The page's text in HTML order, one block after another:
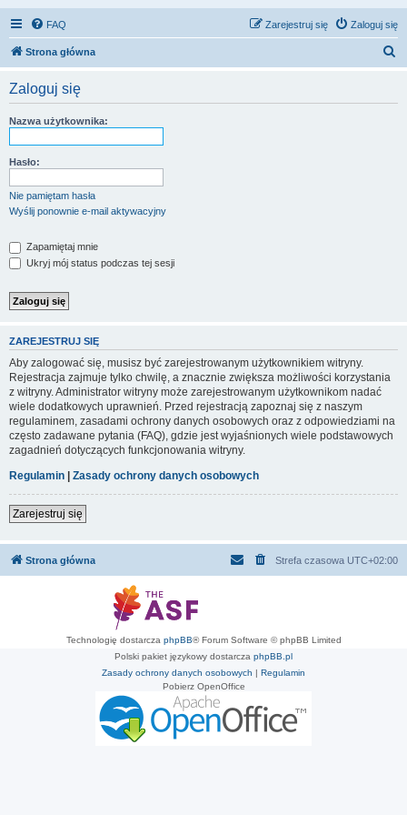
FAQ Zaloguj się
Zarejestruj się
Strona główna
Zaloguj się
Nazwa użytkownika:
Hasło:
Nie pamiętam hasła
Wyślij ponownie e-mail aktywacyjny
Zapamiętaj mnie
Ukryj mój status podczas tej sesji
ZAREJESTRUJ SIĘ
Aby zalogować się, musisz być zarejestrowanym użytkownikiem witryny.
Rejestracja zajmuje tylko chwilę, a znacznie zwiększa możliwości korzystania
z witryny. Administrator witryny może zarejestrowanym użytkownikom nadać
wiele dodatkowych uprawnień. Przed rejestracją zapoznaj się z naszym
regulaminem, zasadami ochrony danych osobowych oraz z odpowiedziami na
często zadawane pytania (FAQ), gdzie jest wyjaśnionych wiele podstawowych
zagadnień dotyczących funkcjonowania witryny.
Regulamin | Zasady ochrony danych osobowych
Zarejestruj się
Strona główna Strefa czasowa UTC+02:00
Technologię dostarcza phpBB® Forum Software © phpBB Limited
Polski pakiet językowy dostarcza phpBB.pl
Zasady ochrony danych osobowych | Regulamin
Pobierz OpenOffice